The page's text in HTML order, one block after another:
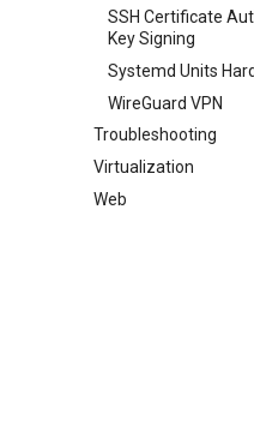
SSH Certificate
Key Signing
Systemd Units
WireGuard VPN
Troubleshooting
How to deal with a
Virtualization
Cockpit KVM
Web